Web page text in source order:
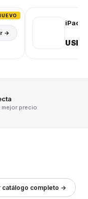
→
iPad
USD
mejor precio
catálogo completo →